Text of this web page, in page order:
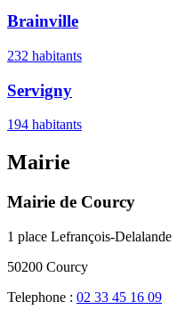
Brainville
232 habitants
Servigny
194 habitants
Mairie
Mairie de Courcy
1 place Lefrançois-Delalande
50200 Courcy
Telephone : 02 33 45 16 09